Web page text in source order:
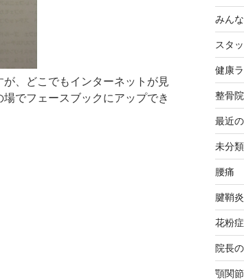
、どこでもインターネットが見
でフェースブックにアップでき
みん
スタ
健康
整骨
最近
未分類
腰痛
腱鞘炎
花粉症
院長
顎関節